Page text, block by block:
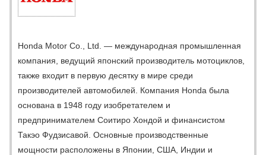
Honda Motor Co., Ltd. — международная промышленная
компания, ведущий японский производитель мотоциклов,
также входит в первую десятку в мире среди
производителей автомобилей. Компания Honda была
основана в 1948 году изобретателем и
предпринимателем Соитиро Хондой и финансистом
Такэо Фудзисавой. Основные производственные
мощности расположены в Японии, США, Индии и